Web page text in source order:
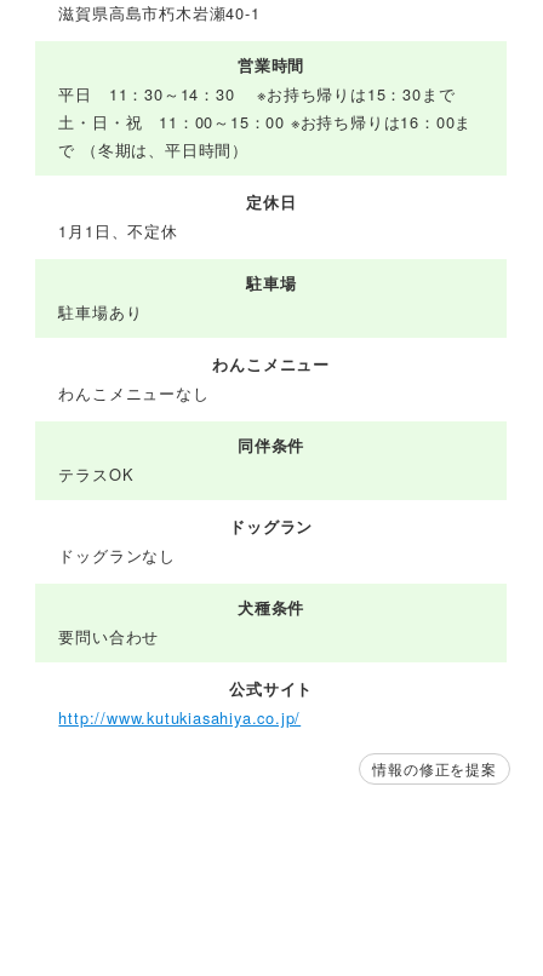
滋賀県高島市朽木岩瀬40-1
営業時間
平日 11：30～14：30 ※お持ち帰りは15：30まで
土・日・祝 11：00～15：00 ※お持ち帰りは16：00ま
で （冬期は、平日時間）
定休日
1月1日、不定休
駐車場
駐車場あり
わんこメニュー
わんこメニューなし
同伴条件
テラスOK
ドッグラン
ドッグランなし
犬種条件
要問い合わせ
公式サイト
http://www.kutukiasahiya.co.jp/
情報の修正を提案